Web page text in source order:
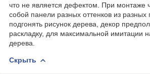
что не является дефектом. При монтаже
собой панели разных оттенков из разных
подгонять рисунок дерева, декор
раскладку, для максимальной имитации
дерева.
Скрыть